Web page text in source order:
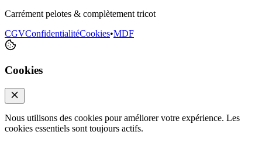
Carrément pelotes & complètement tricot
CGVConfidentialitéCookies•MDF
Cookies
Nous utilisons des cookies pour améliorer votre expérience. Les
cookies essentiels sont toujours actifs.